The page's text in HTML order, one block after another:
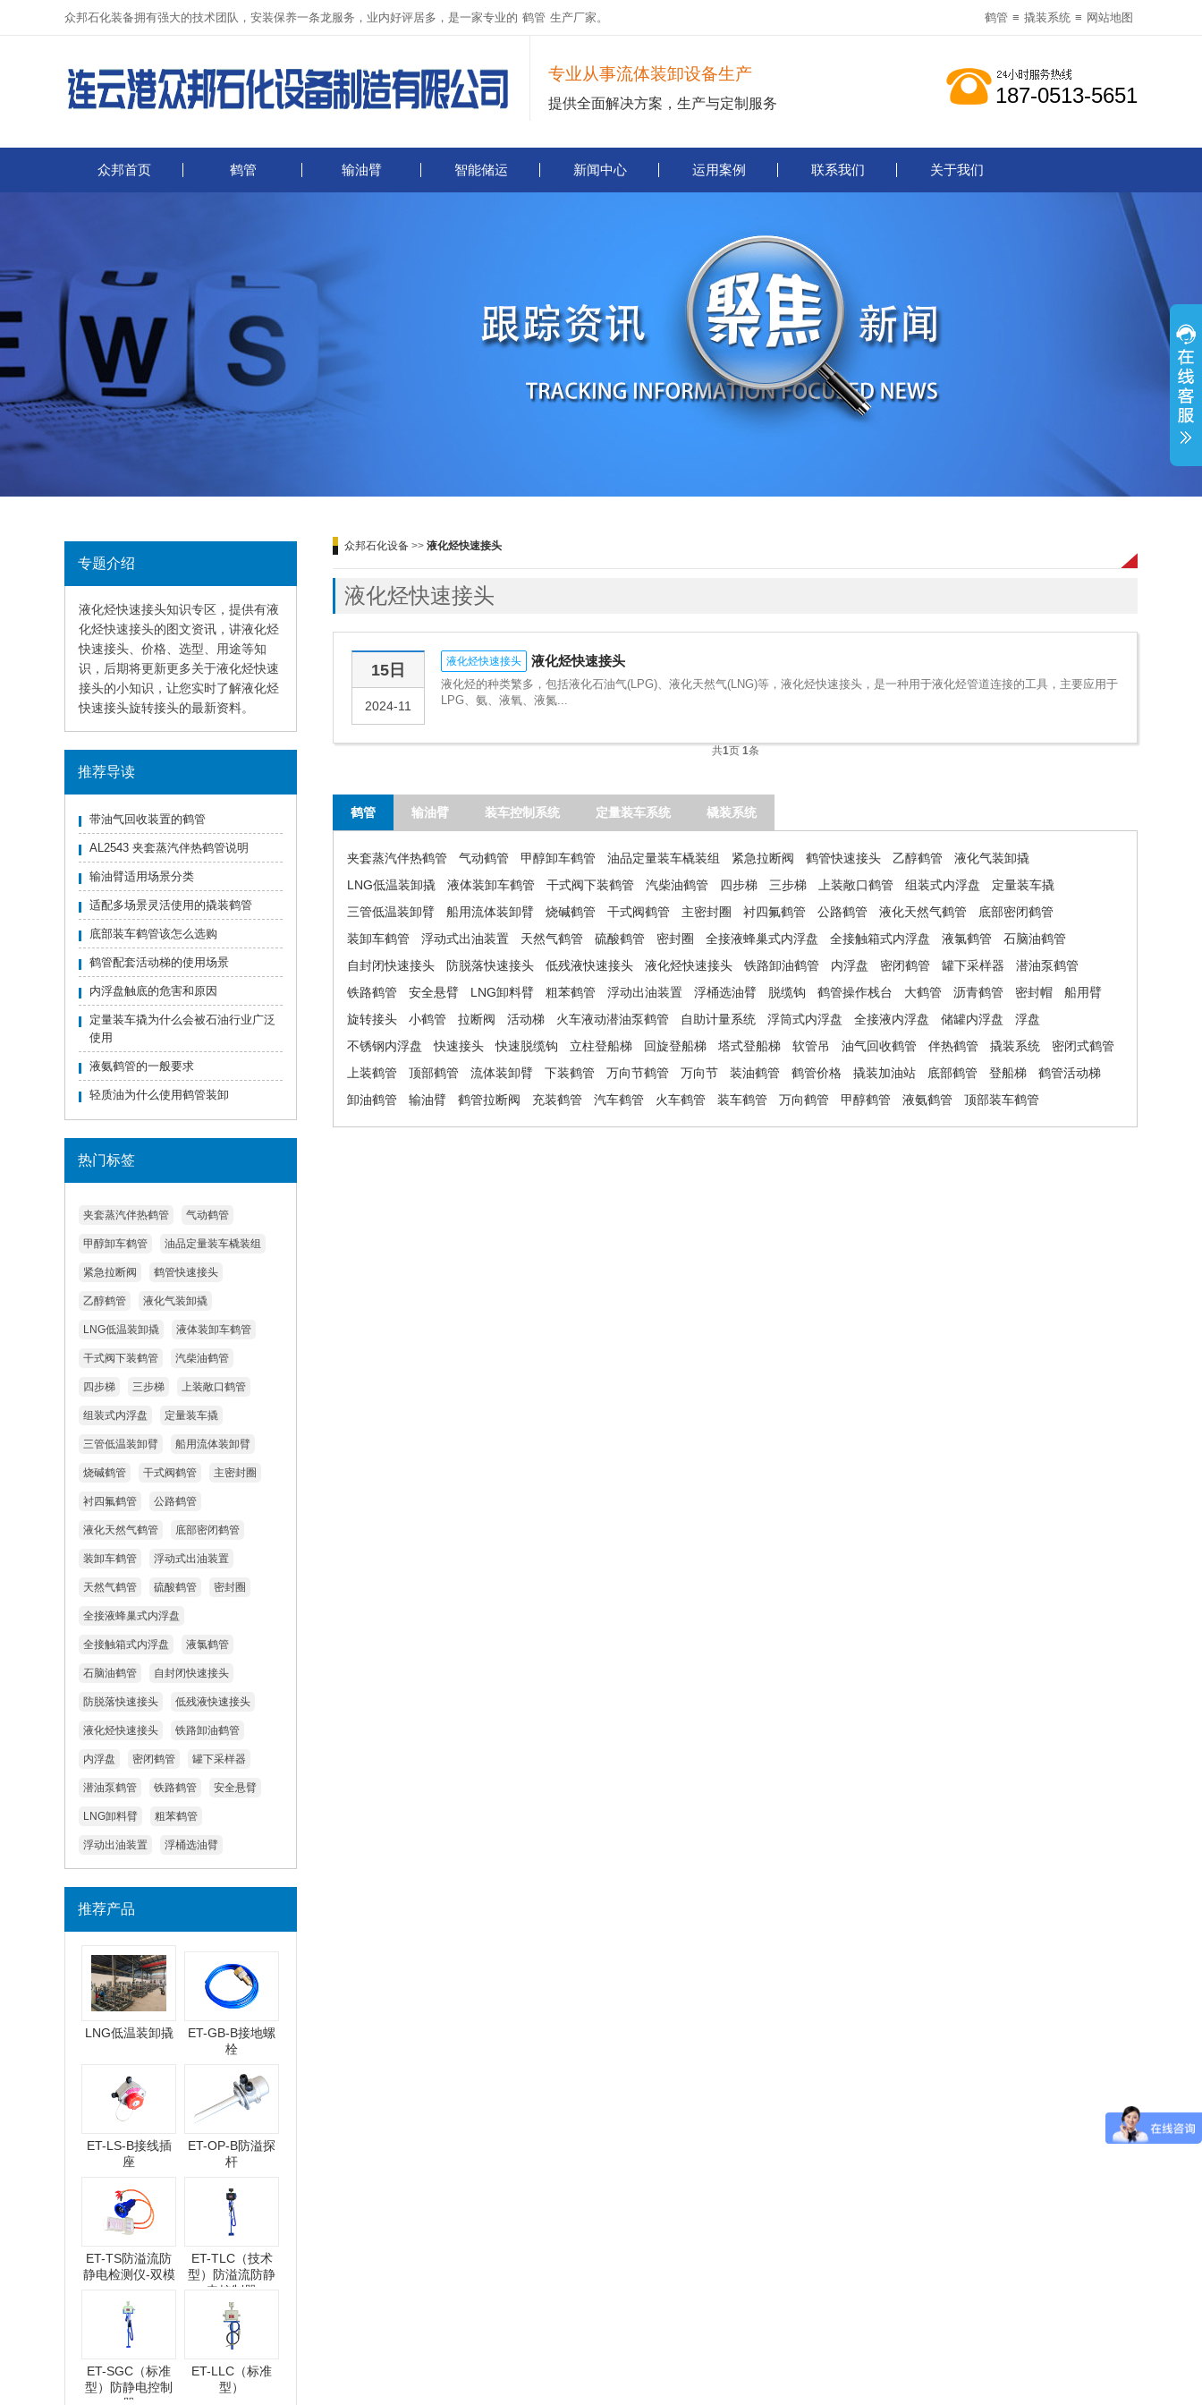
众邦石化装备拥有强大的技术团队，安装保养一条龙服务，业内好评居多，是一家专业的 鹤管 生产厂家。 鹤管 ≡ 撬装系统 ≡ 网站地图
专业从事流体装卸设备生产
提供全面解决方案，生产与定制服务 187-0513-5651
众邦首页 鹤管 输油臂 智能储运 新闻中心 运用案例 联系我们 关于我们
专题介绍
液化烃快速接头知识专区，提供有液
化烃快速接头的图文资讯，讲液化烃
快速接头、价格、选型、用途等知
识，后期将更新更多关于液化烃快速
接头的小知识，让您实时了解液化烃
快速接头旋转接头的最新资料。
推荐导读
带油气回收装置的鹤管
AL2543 夹套蒸汽伴热鹤管说明
输油臂适用场景分类
适配多场景灵活使用的撬装鹤管
底部装车鹤管该怎么选购
鹤管配套活动梯的使用场景
内浮盘触底的危害和原因
定量装车撬为什么会被石油行业广泛
使用
液氨鹤管的一般要求
轻质油为什么使用鹤管装卸
热门标签
夹套蒸汽伴热鹤管 气动鹤管
甲醇卸车鹤管 油品定量装车橇装组
紧急拉断阀 鹤管快速接头
乙醇鹤管 液化气装卸撬
LNG低温装卸撬 液体装卸车鹤管
干式阀下装鹤管 汽柴油鹤管
四步梯 三步梯 上装敞口鹤管
组装式内浮盘 定量装车撬
三管低温装卸臂 船用流体装卸臂
烧碱鹤管 干式阀鹤管 主密封圈
衬四氟鹤管 公路鹤管
液化天然气鹤管 底部密闭鹤管
装卸车鹤管 浮动式出油装置
天然气鹤管 硫酸鹤管 密封圈
全接液蜂巢式内浮盘
全接触箱式内浮盘 液氯鹤管
石脑油鹤管 自封闭快速接头
防脱落快速接头 低残液快速接头
液化烃快速接头 铁路卸油鹤管
内浮盘 密闭鹤管 罐下采样器
潜油泵鹤管 铁路鹤管 安全悬臂
LNG卸料臂 粗苯鹤管
浮动出油装置 浮桶选油臂
推荐产品
LNG低温装卸撬
ET-GB-B接地螺
栓
ET-LS-B接线插
座
ET-OP-B防溢探
杆
ET-TS防溢流防
静电检测仪-双模
ET-TLC（技术
型）防溢流防静
电控制器
ET-SGC（标准
型）防静电控制
ET-LLC（标准
型）
众邦石化设备 >> 液化烃快速接头
液化烃快速接头
15日
2024-11
液化烃快速接头 液化烃快速接头
液化烃的种类繁多，包括液化石油气(LPG)、液化天然气(LNG)等，液化烃快速接头，是一种用于液化烃管道连接的工具，主要应用于
LPG、氨、液氧、液氮...
共1页 1条
鹤管 输油臂 装车控制系统 定量装车系统 橇装系统
夹套蒸汽伴热鹤管 气动鹤管 甲醇卸车鹤管 油品定量装车橇装组 紧急拉断阀 鹤管快速接头 乙醇鹤管
液化气装卸撬
LNG低温装卸撬
液体装卸车鹤管 干式阀下装鹤管 汽柴油鹤管 四步梯 三步梯 上装敞口鹤管 组装式内浮盘
定量装车撬
三管低温装卸臂
船用流体装卸臂 烧碱鹤管 干式阀鹤管 主密封圈 衬四氟鹤管 公路鹤管 液化天然气鹤管
底部密闭鹤管
装卸车鹤管
浮动式出油装置 天然气鹤管 硫酸鹤管 密封圈 全接液蜂巢式内浮盘 全接触箱式内浮盘 液氯鹤管
石脑油鹤管
自封闭快速接头
防脱落快速接头 低残液快速接头 液化烃快速接头 铁路卸油鹤管 内浮盘 密闭鹤管 罐下采样器
潜油泵鹤管
铁路鹤管
安全悬臂 LNG卸料臂 粗苯鹤管 浮动出油装置 浮桶选油臂 脱缆钩 鹤管操作栈台 大鹤管 沥青鹤管 密封帽
船用臂
旋转接头
小鹤管 拉断阀 活动梯 火车液动潜油泵鹤管 自助计量系统 浮筒式内浮盘 全接液内浮盘 储罐内浮盘
浮盘
不锈钢内浮盘
快速接头 快速脱缆钩 立柱登船梯 回旋登船梯 塔式登船梯 软管吊 油气回收鹤管 伴热鹤管 撬装系统
密闭式鹤管
上装鹤管
顶部鹤管 流体装卸臂 下装鹤管 万向节鹤管 万向节 装油鹤管 鹤管价格 撬装加油站 底部鹤管 登船梯
鹤管活动梯
卸油鹤管
输油臂 鹤管拉断阀 充装鹤管 汽车鹤管 火车鹤管 装车鹤管 万向鹤管 甲醇鹤管 液氨鹤管 顶部装车鹤管